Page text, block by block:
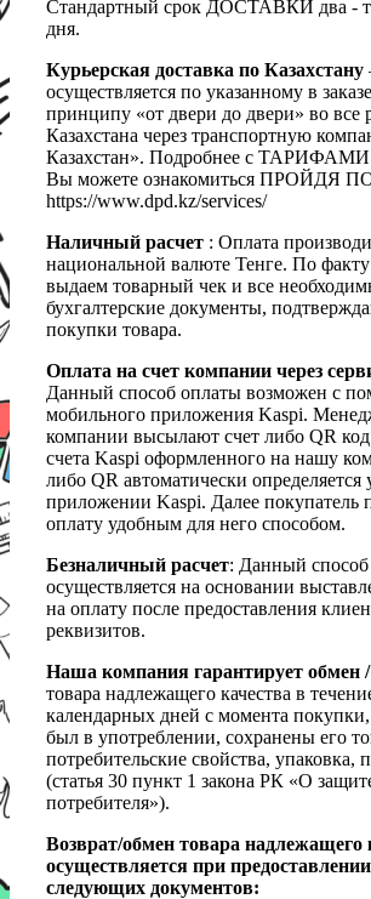
Стандартный срок ДОСТАВКИ два -
дня.
Курьерская доставка по Казахстану
осуществляется по указанному в
принципу «от двери до двери» во все
Казахстана через транспортную
Казахстан». Подробнее с ТАРИФАМИ
Вы можете ознакомиться ПРОЙДЯ
https://www.dpd.kz/services/
Наличный расчет : Оплата
национальной валюте Тенге. По
выдаем товарный чек и все
бухгалтерские документы,
покупки товара.
Оплата на счет компании через
Данный способ оплаты возможен с
мобильного приложения Kaspi.
компании высылают счет либо QR код
счета Kaspi оформленного на нашу
либо QR автоматически определяется
приложении Kaspi. Далее покупатель
оплату удобным для него способом.
Безналичный расчет: Данный
осуществляется на основании
на оплату после предоставления
реквизитов.
Наша компания гарантирует обмен /
товара надлежащего качества в
календарных дней с момента
был в употреблении, сохранены его
потребительские свойства,
(статья 30 пункт 1 закона РК «О
потребителя»).
Возврат/обмен товара надлежащего
осуществляется при
следующих документов: